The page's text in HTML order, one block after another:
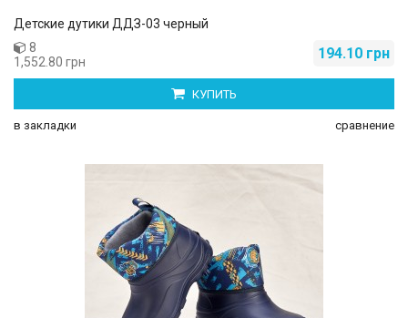
Детские дутики ДДЗ-03 черный
194.10 грн
8
1,552.80 грн
КУПИТЬ
в закладки сравнение